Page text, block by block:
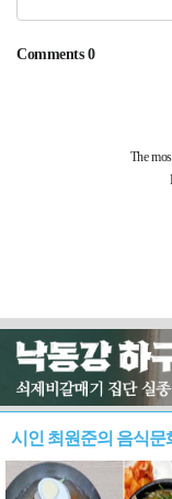
시인 최원준의 음식문